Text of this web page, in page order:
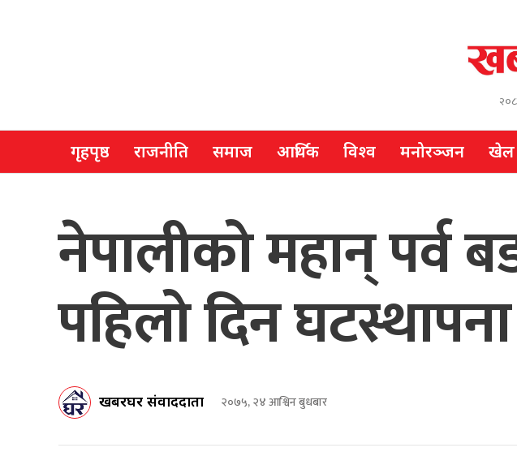
गृहपृष्ठ राजनीति समाज आर्थिक विश्व मनोरञ्जन खेल
नेपालीको महान्
पहिलो दिन घटस्थापना
खबरघर संवाददाता २०७५, २४ आश्विन बुधबार